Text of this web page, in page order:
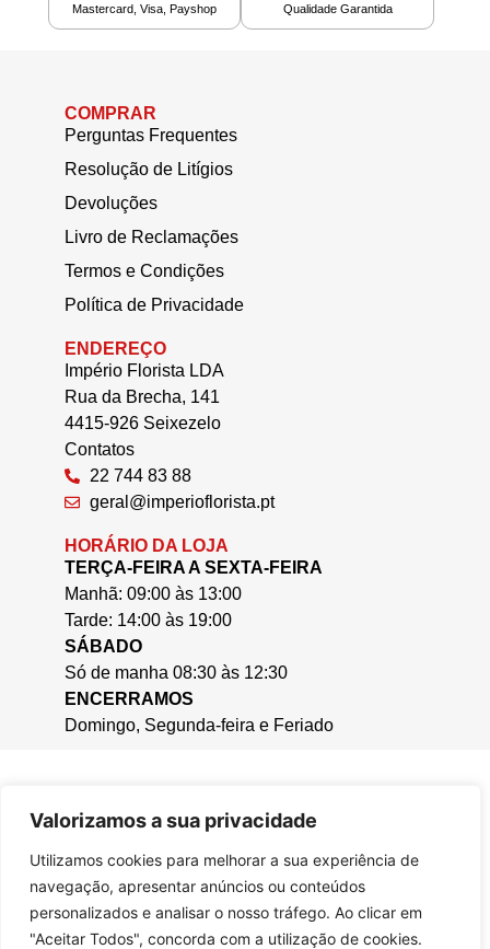
Valorizamos a sua privacidade
Utilizamos cookies para melhorar a sua experiência de
navegação, apresentar anúncios ou conteúdos
personalizados e analisar o nosso tráfego. Ao clicar em
"Aceitar Todos", concorda com a utilização de cookies.
Mastercard, Visa, Payshop
Qualidade Garantida
COMPRAR
Perguntas Frequentes
Resolução de Litígios
Devoluções
Livro de Reclamações
Termos e Condições
Política de Privacidade
ENDEREÇO
Império Florista LDA
Rua da Brecha, 141
4415-926 Seixezelo
Contatos
22 744 83 88
geral@imperioflorista.pt
HORÁRIO DA LOJA
TERÇA-FEIRA A SEXTA-FEIRA
Manhã: 09:00 às 13:00
Tarde: 14:00 às 19:00
SÁBADO
Só de manha 08:30 às 12:30
ENCERRAMOS
Domingo, Segunda-feira e Feriado